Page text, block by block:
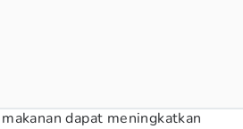
dapat meningkatkan